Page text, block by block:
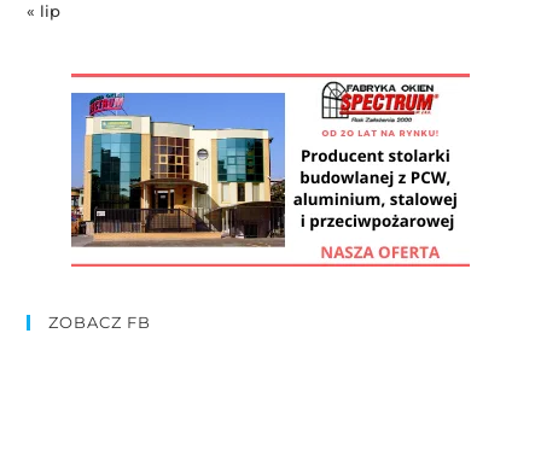
« lip
ZOBACZ FB